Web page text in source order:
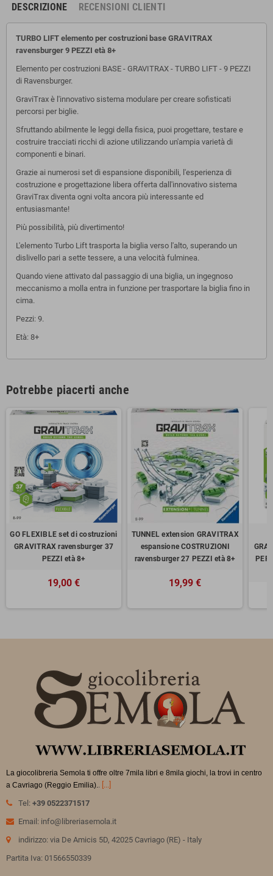
DESCRIZIONE RECENSIONI CLIENTI
TURBO LIFT elemento per costruzioni base GRAVITRAX
ravensburger 9 PEZZI età 8+
Elemento per costruzioni BASE - GRAVITRAX - TURBO LIFT - 9 PEZZI
di Ravensburger.
GraviTrax è l'innovativo sistema modulare per creare sofisticati
percorsi per biglie.
Sfruttando abilmente le leggi della fisica, puoi progettare, testare e
costruire tracciati ricchi di azione utilizzando un'ampia varietà di
componenti e binari.
Grazie ai numerosi set di espansione disponibili, l'esperienza di
costruzione e progettazione libera offerta dall'innovativo sistema
GraviTrax diventa ogni volta ancora più interessante ed
entusiasmante!
Più possibilità, più divertimento!
L'elemento Turbo Lift trasporta la biglia verso l'alto, superando un
dislivello pari a sette tessere, a una velocità fulminea.
Quando viene attivato dal passaggio di una biglia, un ingegnoso
meccanismo a molla entra in funzione per trasportare la biglia fino in
cima.
Pezzi: 9.
Età: 8+
Potrebbe piacerti anche
GO FLEXIBLE set di costruzioni
GRAVITRAX ravensburger 37
PEZZI età 8+
19,00 €
TUNNEL extension GRAVITRAX
espansione COSTRUZIONI
ravensburger 27 PEZZI età 8+
19,99 €
La giocolibreria Semola ti offre oltre 7mila libri e 8mila giochi, la trovi in centro
a Cavriago (Reggio Emilia).. [...]
Tel: +39 0522371517
Email: info@libreriasemola.it
indirizzo: via De Amicis 5D, 42025 Cavriago (RE) - Italy
Partita Iva: 01566550339